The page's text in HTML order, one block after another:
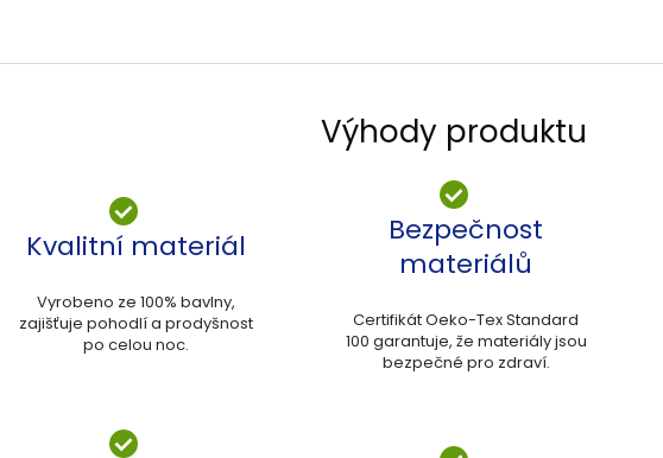
Výhody produktu
Kvalitní materiál
Vyrobeno ze 100% bavlny,
zajišťuje pohodlí a prodyšnost
po celou noc.
Bezpečnost
materiálů
Certifikát Oeko-Tex Standard
100 garantuje, že materiály jsou
bezpečné pro zdraví.